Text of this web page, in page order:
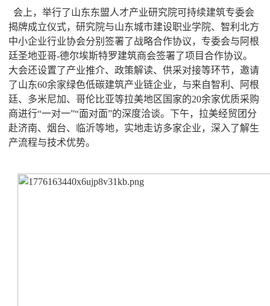
会上，举行了山东东盟人才产业研究院可持续建筑专委会
揭牌成立仪式，研究院与山东城市建设职业学院、智利北方
中小企业行业协会分别签署了战略合作协议，专委会与阿根
廷圣地亚哥-德尔埃斯特罗建筑商会签署了项目合作协议。
大会还设置了产业推介、政策解读、供采对接等环节，邀请
了山东60余家绿色低碳建筑产业链企业，与来自智利、阿根
廷、多米尼加、哥伦比亚等拉美地区国家的20余家优质采购
商进行“一对一”“面对面”的深度洽谈。下午，拉美经贸团分
赴济南、烟台、临沂等地，实地走访多家企业，深入了解生
产流程与技术优势。